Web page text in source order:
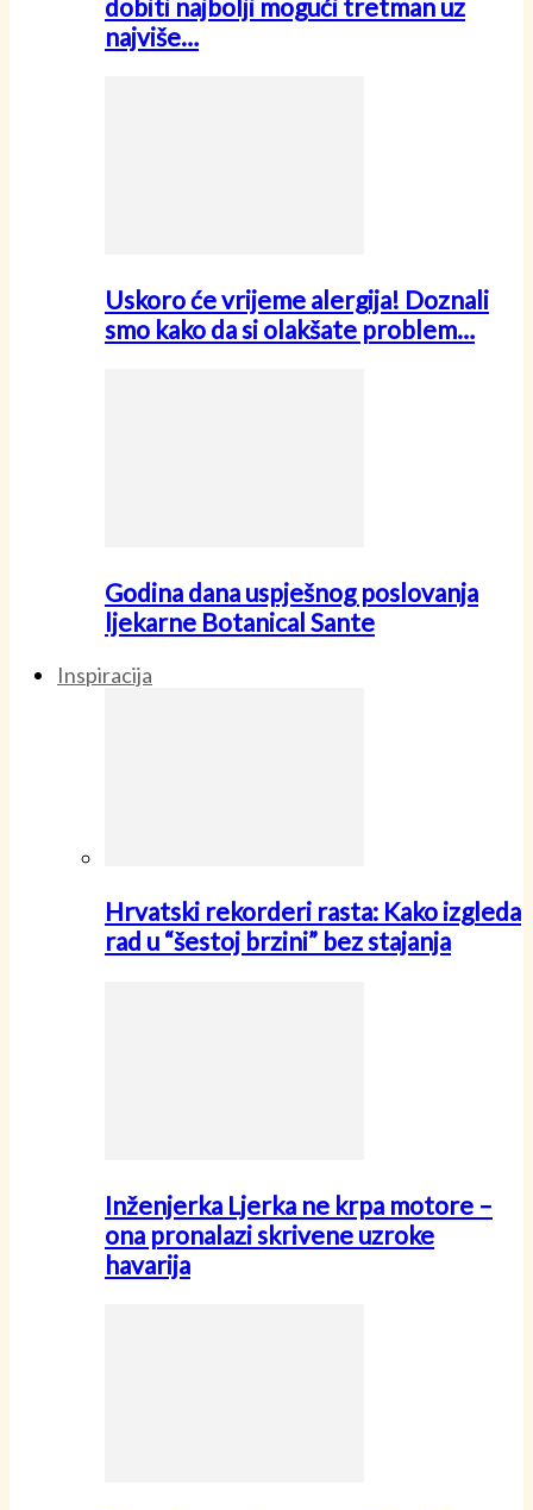
dobiti najbolji mogući tretman uz
najviše…
Uskoro će vrijeme alergija! Doznali
smo kako da si olakšate problem…
Godina dana uspješnog poslovanja
ljekarne Botanical Sante
Inspiracija
Hrvatski rekorderi rasta: Kako izgleda
rad u “šestoj brzini” bez stajanja
Inženjerka Ljerka ne krpa motore –
ona pronalazi skrivene uzroke
havarija